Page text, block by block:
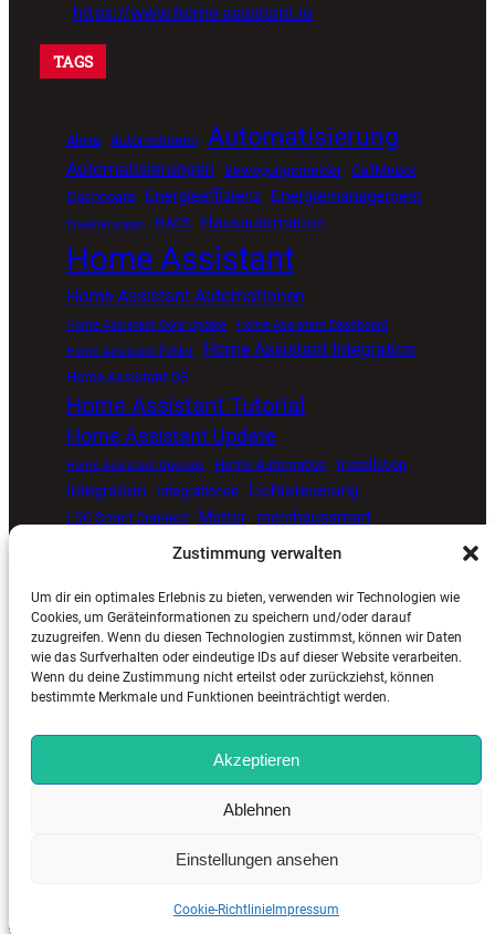
Zustimmung verwalten
Um dir ein optimales Erlebnis zu bieten, verwenden wir Technologien wie
Cookies, um Geräteinformationen zu speichern und/oder darauf
zuzugreifen. Wenn du diesen Technologien zustimmst, können wir Daten
wie das Surfverhalten oder eindeutige IDs auf dieser Website verarbeiten.
Wenn du deine Zustimmung nicht erteilst oder zurückziehst, können
bestimmte Merkmale und Funktionen beeinträchtigt werden.
Akzeptieren
Ablehnen
Einstellungen ansehen
Cookie-Richtlinie Impressum
https://www.home-assistant.io
TAGS
Alexa Automationen Automatisierung
Automatisierungen Bewegungsmelder CallMeBot
Dashboard
Energieeffizienz Energiemanagement
Erweiterungen HACS Hausautomation
Home Assistant
Home Assistant Automationen
Home Assistant Core Update
Home Assistant Dashboard
Home Assistant Fehler
Home Assistant Integration
Home Assistant OS
Home Assistant Tutorial
Home Assistant Update
Home Assistant Upgrade Home Automation Installation
Integration Integrationen Lichtsteuerung
LSC Smart Connect Matter meinhaussmart
open source smart home Proxmox
Smart Home Automatisierung Smart Home Blog
Smart Home Update Sprachsteuerung Timer
Tuya ViCare Viessmann Wetterdaten Zigbee
2025. Alle Rechte vorbehalten. |